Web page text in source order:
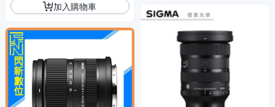
加入購物車